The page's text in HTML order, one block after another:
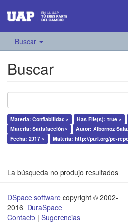
Buscar
Buscar
Materia: Confiabilidad × Has File(s): true ×
Materia: Satisfacción ×
Autor: Albornoz
Fecha: 2017 ×
Materia: http://purl.org/pe-
La búsqueda no produjo resultados
DSpace software copyright © 2002-
2016 DuraSpace
Contacto | Sugerencias